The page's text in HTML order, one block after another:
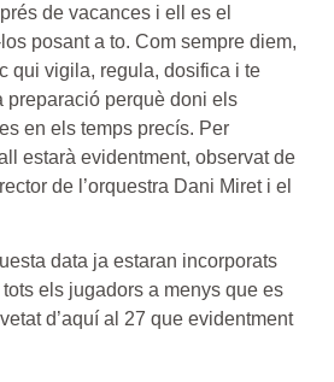
de vacances i ell es el
posant a to. Com sempre diem,
qui vigila, regula, dosifica i te
preparació perquè doni els
en els temps precís. Per
estarà evidentment, observat de
de l’orquestra Dani Miret i el
data ja estaran incorporats
els jugadors a menys que es
d’aquí al 27 que evidentment